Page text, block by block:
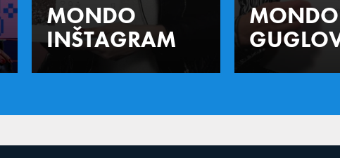
MONDO
INŠTAGRAM
MONDO